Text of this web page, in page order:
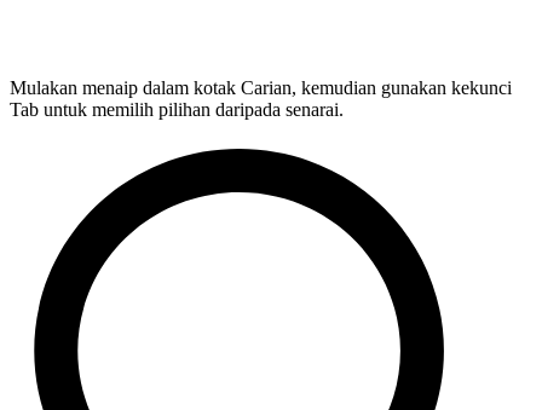
Mulakan menaip dalam kotak Carian, kemudian gunakan kekunci
Tab untuk memilih pilihan daripada senarai.